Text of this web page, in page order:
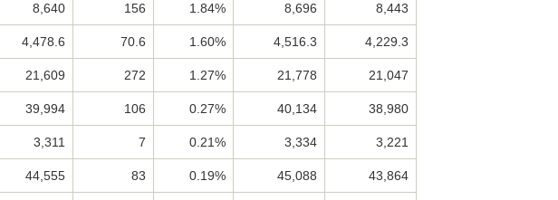
8,640 156 1.84% 8,696 8,443
4,478.6 70.6 1.60% 4,516.3 4,229.3
21,609 272 1.27% 21,778 21,047
39,994 106 0.27% 40,134 38,980
3,311 7 0.21% 3,334 3,221
44,555 83 0.19% 45,088 43,864